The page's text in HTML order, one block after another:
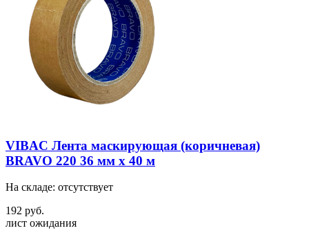
VIBAC Лента маскирующая (коричневая)
BRAVO 220 36 мм х 40 м
На складе: отсутствует
192 руб.
лист ожидания